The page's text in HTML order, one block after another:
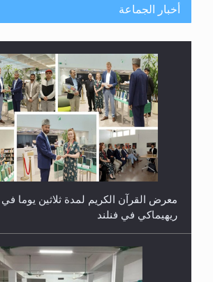
أخبار الجماعة
معرض القرآن الكريم لمدة ثلاثين يوما في
ريهيماكي في فنلند